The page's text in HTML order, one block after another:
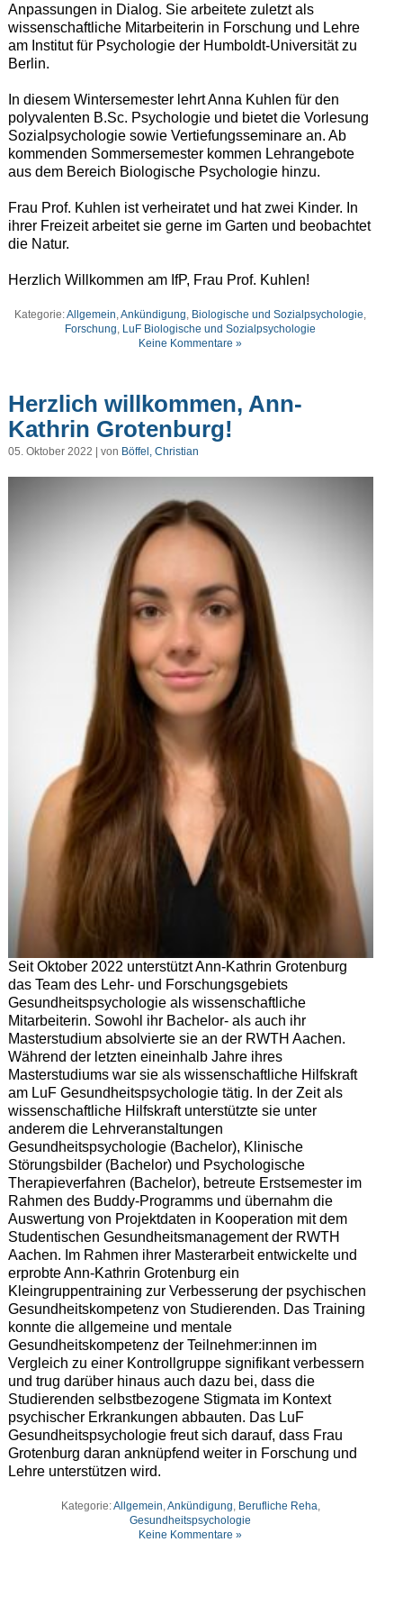
Anpassungen in Dialog. Sie arbeitete zuletzt als
wissenschaftliche Mitarbeiterin in Forschung und Lehre
am Institut für Psychologie der Humboldt-Universität zu
Berlin.
In diesem Wintersemester lehrt Anna Kuhlen für den
polyvalenten B.Sc. Psychologie und bietet die Vorlesung
Sozialpsychologie sowie Vertiefungsseminare an. Ab
kommenden Sommersemester kommen Lehrangebote
aus dem Bereich Biologische Psychologie hinzu.
Frau Prof. Kuhlen ist verheiratet und hat zwei Kinder. In
ihrer Freizeit arbeitet sie gerne im Garten und beobachtet
die Natur.
Herzlich Willkommen am IfP, Frau Prof. Kuhlen!
Kategorie:Allgemein,Ankündigung, Biologische und Sozialpsychologie,
Forschung, LuF Biologische und Sozialpsychologie
Keine Kommentare »
Herzlich willkommen, Ann-
Kathrin Grotenburg!
05. Oktober 2022 | von Böffel, Christian
Seit Oktober 2022 unterstützt Ann-Kathrin Grotenburg
das Team des Lehr- und Forschungsgebiets
Gesundheitspsychologie als wissenschaftliche
Mitarbeiterin. Sowohl ihr Bachelor- als auch ihr
Masterstudium absolvierte sie an der RWTH Aachen.
Während der letzten eineinhalb Jahre ihres
Masterstudiums war sie als wissenschaftliche Hilfskraft
am LuF Gesundheitspsychologie tätig. In der Zeit als
wissenschaftliche Hilfskraft unterstützte sie unter
anderem die Lehrveranstaltungen
Gesundheitspsychologie (Bachelor), Klinische
Störungsbilder (Bachelor) und Psychologische
Therapieverfahren (Bachelor), betreute Erstsemester im
Rahmen des Buddy-Programms und übernahm die
Auswertung von Projektdaten in Kooperation mit dem
Studentischen Gesundheitsmanagement der RWTH
Aachen. Im Rahmen ihrer Masterarbeit entwickelte und
erprobte Ann-Kathrin Grotenburg ein
Kleingruppentraining zur Verbesserung der psychischen
Gesundheitskompetenz von Studierenden. Das Training
konnte die allgemeine und mentale
Gesundheitskompetenz der Teilnehmer:innen im
Vergleich zu einer Kontrollgruppe signifikant verbessern
und trug darüber hinaus auch dazu bei, dass die
Studierenden selbstbezogene Stigmata im Kontext
psychischer Erkrankungen abbauten. Das LuF
Gesundheitspsychologie freut sich darauf, dass Frau
Grotenburg daran anknüpfend weiter in Forschung und
Lehre unterstützen wird.
Kategorie:Allgemein,Ankündigung, Berufliche Reha,
Gesundheitspsychologie
Keine Kommentare »